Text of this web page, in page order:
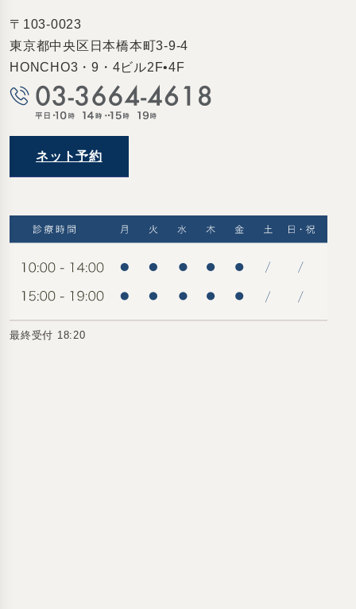
〒103-0023
東京都中央区日本橋本町3-9-4
HONCHO3・9・4ビル2F•4F
ネット予約
最終受付 18:20